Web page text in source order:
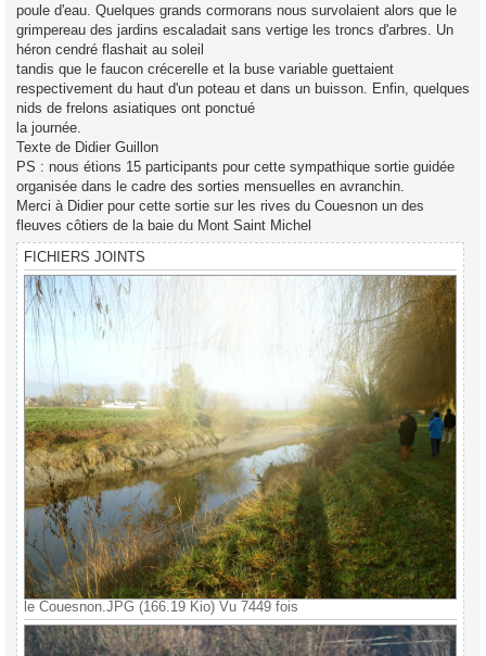
poule d'eau. Quelques grands cormorans nous survolaient alors que le
grimpereau des jardins escaladait sans vertige les troncs d'arbres. Un
héron cendré flashait au soleil
tandis que le faucon crécerelle et la buse variable guettaient
respectivement du haut d'un poteau et dans un buisson. Enfin, quelques
nids de frelons asiatiques ont ponctué
la journée.
Texte de Didier Guillon
PS : nous étions 15 participants pour cette sympathique sortie guidée
organisée dans le cadre des sorties mensuelles en avranchin.
Merci à Didier pour cette sortie sur les rives du Couesnon un des
fleuves côtiers de la baie du Mont Saint Michel
FICHIERS JOINTS
le Couesnon.JPG (166.19 Kio) Vu 7449 fois